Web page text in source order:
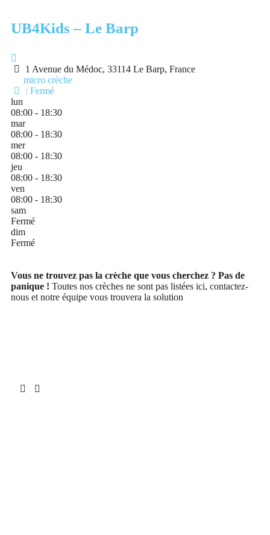
UB4Kids – Le Barp
1 Avenue du Médoc, 33114 Le Barp, France
micro crèche
: Fermé
lun
08:00 - 18:30
mar
08:00 - 18:30
mer
08:00 - 18:30
jeu
08:00 - 18:30
ven
08:00 - 18:30
sam
Fermé
dim
Fermé
Vous ne trouvez pas la crèche que vous cherchez ? Pas de
panique ! Toutes nos crèches ne sont pas listées ici, contactez-
nous et notre équipe vous trouvera la solution